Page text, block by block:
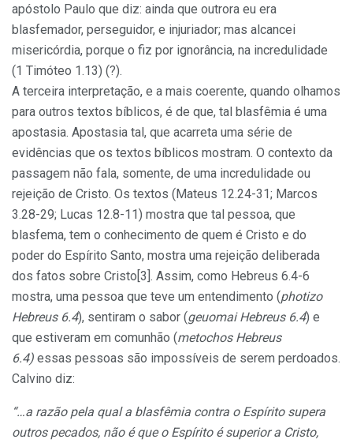
apóstolo Paulo que diz: ainda que outrora eu era
blasfemador, perseguidor, e injuriador; mas alcancei
misericórdia, porque o fiz por ignorância, na incredulidade
(1 Timóteo 1.13) (?).
A terceira interpretação, e a mais coerente, quando olhamos
para outros textos bíblicos, é de que, tal blasfêmia é uma
apostasia. Apostasia tal, que acarreta uma série de
evidências que os textos bíblicos mostram. O contexto da
passagem não fala, somente, de uma incredulidade ou
rejeição de Cristo. Os textos (Mateus 12.24-31; Marcos
3.28-29; Lucas 12.8-11) mostra que tal pessoa, que
blasfema, tem o conhecimento de quem é Cristo e do
poder do Espírito Santo, mostra uma rejeição deliberada
dos fatos sobre Cristo[3]. Assim, como Hebreus 6.4-6
mostra, uma pessoa que teve um entendimento (photizo
Hebreus 6.4), sentiram o sabor (geuomai Hebreus 6.4) e
que estiveram em comunhão (metochos Hebreus
6.4) essas pessoas são impossíveis de serem perdoados.
Calvino diz:
“…a razão pela qual a blasfêmia contra o Espírito supera
outros pecados, não é que o Espírito é superior a Cristo,